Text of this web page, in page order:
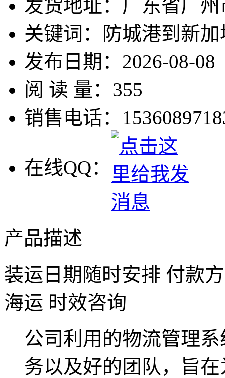
发货地址： 广东省广
关键词：
防城港到新
发布日期： 2026-08-08
阅 读 量： 355
销售电话：
在线QQ：
产品描述
装运日期 随时安排 付款
海运 时效咨询
公司利用的物流管理
务以及好的团队，旨